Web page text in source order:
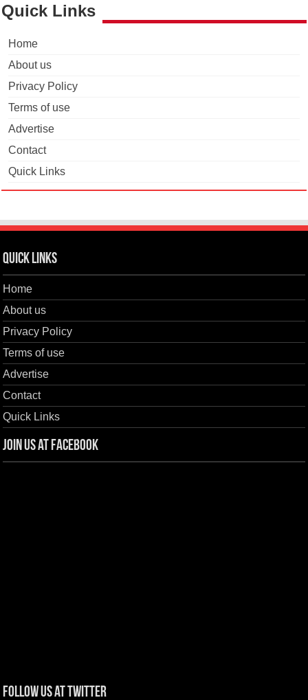
Quick Links
Home
About us
Privacy Policy
Terms of use
Advertise
Contact
Quick Links
Quick Links
Home
About us
Privacy Policy
Terms of use
Advertise
Contact
Quick Links
Join us at Facebook
Follow us at Twitter